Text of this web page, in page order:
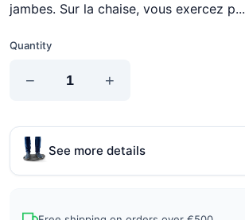
jambes. Sur la chaise, vous exercez p...
Quantity
− +
See more details